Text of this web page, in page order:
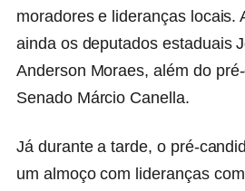
moradores e lideranças locais.
ainda os deputados estaduais
Anderson Moraes, além do
Senado Márcio Canella.
Já durante a tarde, o pré-
um almoço com lideranças